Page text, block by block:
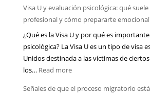
Visa U y evaluación psicológica: qué
profesional y cómo prepararte
¿Qué es la Visa U y por qué es
psicológica? La Visa U es un tipo de visa
Unidos destinada a las víctimas de
los… Read more:
U
Señales de que el proceso migratorio